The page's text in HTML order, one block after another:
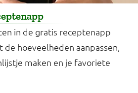
in de gratis receptenapp
de hoeveelheden aanpassen,
maken en je favoriete